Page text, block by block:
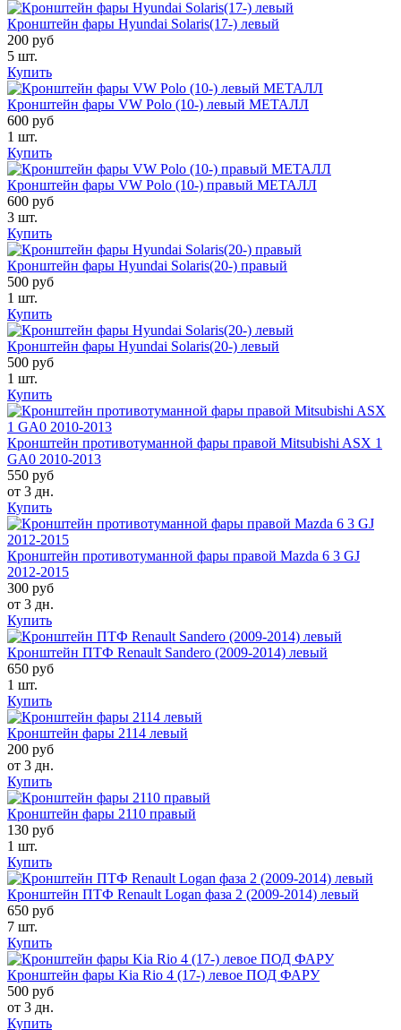
Кронштейн фары Hyundai Solaris(17-) левый
200 руб
5 шт.
Купить
Кронштейн фары VW Polo (10-) левый МЕТАЛЛ
600 руб
1 шт.
Купить
Кронштейн фары VW Polo (10-) правый МЕТАЛЛ
600 руб
3 шт.
Купить
Кронштейн фары Hyundai Solaris(20-) правый
500 руб
1 шт.
Купить
Кронштейн фары Hyundai Solaris(20-) левый
500 руб
1 шт.
Купить
Кронштейн противотуманной фары правой Mitsubishi ASX 1
GA0 2010-2013
550 руб
от 3 дн.
Купить
Кронштейн противотуманной фары правой Mazda 6 3 GJ
2012-2015
300 руб
от 3 дн.
Купить
Кронштейн ПТФ Renault Sandero (2009-2014) левый
650 руб
1 шт.
Купить
Кронштейн фары 2114 левый
200 руб
от 3 дн.
Купить
Кронштейн фары 2110 правый
130 руб
1 шт.
Купить
Кронштейн ПТФ Renault Logan фаза 2 (2009-2014) левый
650 руб
7 шт.
Купить
Кронштейн фары Kia Rio 4 (17-) левое ПОД ФАРУ
500 руб
от 3 дн.
Купить